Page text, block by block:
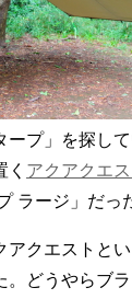
ープ」を探し
アクアクエス
ラージ」だっ
クエストと
どうやらブ